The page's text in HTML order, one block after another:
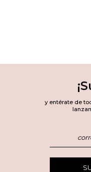
y entérate de